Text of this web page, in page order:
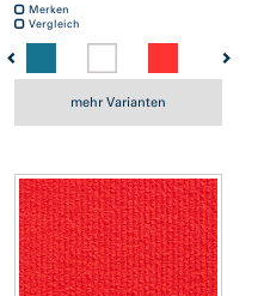
Merken
Vergleich
mehr Varianten